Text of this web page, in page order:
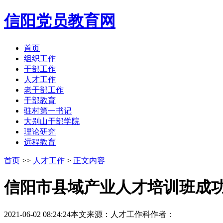
信阳党员教育网
首页
组织工作
干部工作
人才工作
老干部工作
干部教育
驻村第一书记
大别山干部学院
理论研究
远程教育
首页 >> 人才工作 > 正文内容
信阳市县域产业人才培训班成
2021-06-02 08:24:24本文来源：人才工作科作者：